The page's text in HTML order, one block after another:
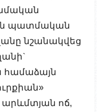
պատմական
նշանակվեց
համաձայն
ոճ,